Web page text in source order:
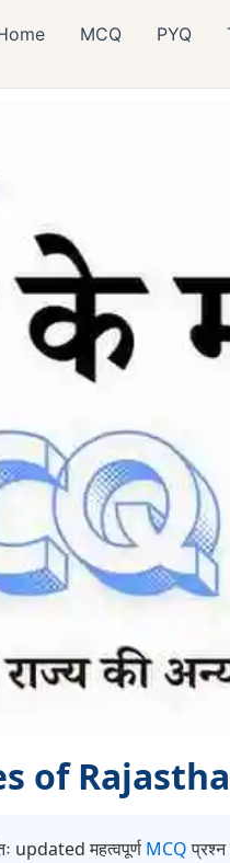
MCQ PYQ
of
updated महत्वपूर्ण MCQप्रश्न